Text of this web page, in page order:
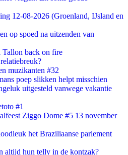
12-08-2026 (Groenland, IJsland en
op spoed na uitzenden van
back on fire
muzikanten #32
poep slikken helpt misschien
uitgesteld vanwege vakantie
#1
Ziggo Dome #5 13 november
het Braziliaanse parlement
altijd hun telly in de kontzak?